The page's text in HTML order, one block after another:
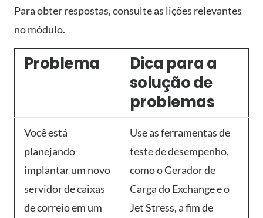
Para obter respostas, consulte as lições relevantes
no módulo.
Problema
Dica para a
solução de
problemas
Você está
planejando
implantar um novo
servidor de caixas
de correio em um
Use as ferramentas de
teste de desempenho,
como o Gerador de
Carga do Exchange e o
Jet Stress, a fim de